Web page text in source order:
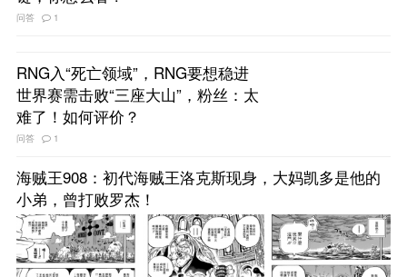
问答 1
RNG入“死亡领域”，RNG要想稳进
世界赛需击败“三座大山”，粉丝：太
难了！如何评价？
问答 1
海贼王908：初代海贼王洛克斯现身，大妈凯多是他的
小弟，曾打败罗杰！